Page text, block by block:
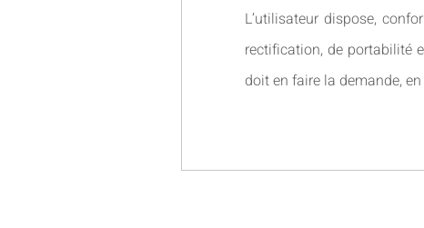
L’utilisateur dispose,
rectification, de portabilité
doit en faire la demande,